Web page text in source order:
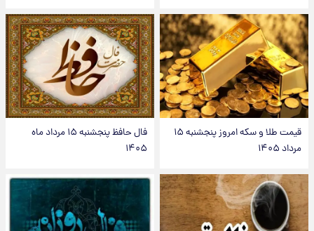
قیمت طلا و سکه امروز پنجشنبه ۱۵
مرداد ۱۴۰۵
فال حافظ پنجشنبه ۱۵ مرداد ماه
۱۴۰۵